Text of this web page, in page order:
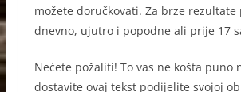
možete doručkovati. Za brze
dnevno, ujutro i popodne ali prije 17
Nećete požaliti! To vas ne košta puno
dostavite ovaj tekst podijelite svojoj